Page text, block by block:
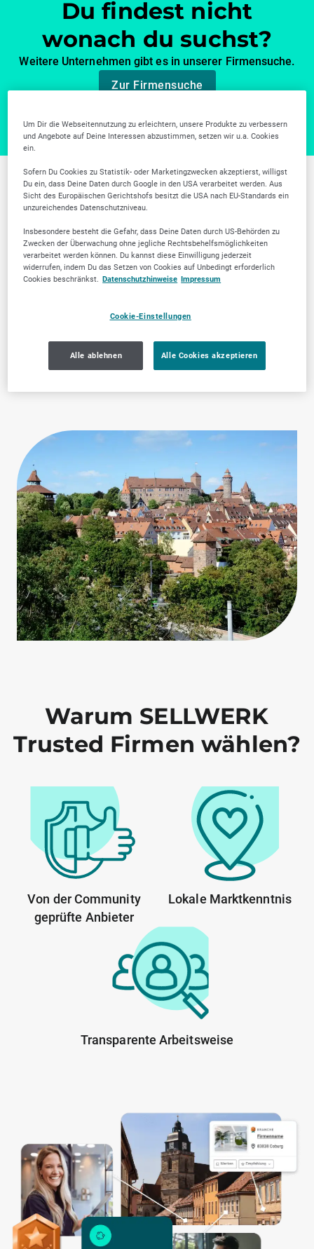
Du findest nicht
wonach du suchst?
Weitere Unternehmen gibt es in unserer Firmensuche.
Zur Firmensuche
Weitere Branchen in
Nürnberg
Dienstleistungen
Warum SELLWERK
Trusted Firmen wählen?
Von der Community
geprüfte Anbieter
Lokale Marktkenntnis
Transparente Arbeitsweise
Um Dir die Webseitennutzung zu erleichtern, unsere Produkte zu verbessern
und Angebote auf Deine Interessen abzustimmen, setzen wir u.a. Cookies
ein.
Sofern Du Cookies zu Statistik- oder Marketingzwecken akzeptierst, willigst
Du ein, dass Deine Daten durch Google in den USA verarbeitet werden. Aus
Sicht des Europäischen Gerichtshofs besitzt die USA nach EU-Standards ein
unzureichendes Datenschutzniveau.
Insbesondere besteht die Gefahr, dass Deine Daten durch US-Behörden zu
Zwecken der Überwachung ohne jegliche Rechtsbehelfsmöglichkeiten
verarbeitet werden können. Du kannst diese Einwilligung jederzeit
widerrufen, indem Du das Setzen von Cookies auf Unbedingt erforderlich
Cookies beschränkst. Datenschutzhinweise Impressum
Cookie-Einstellungen
Alle ablehnen Alle Cookies akzeptieren